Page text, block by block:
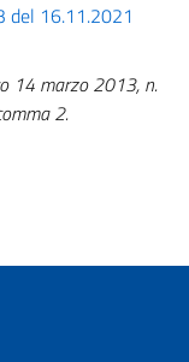
del 16.11.2021
14 marzo 2013, n.
2.